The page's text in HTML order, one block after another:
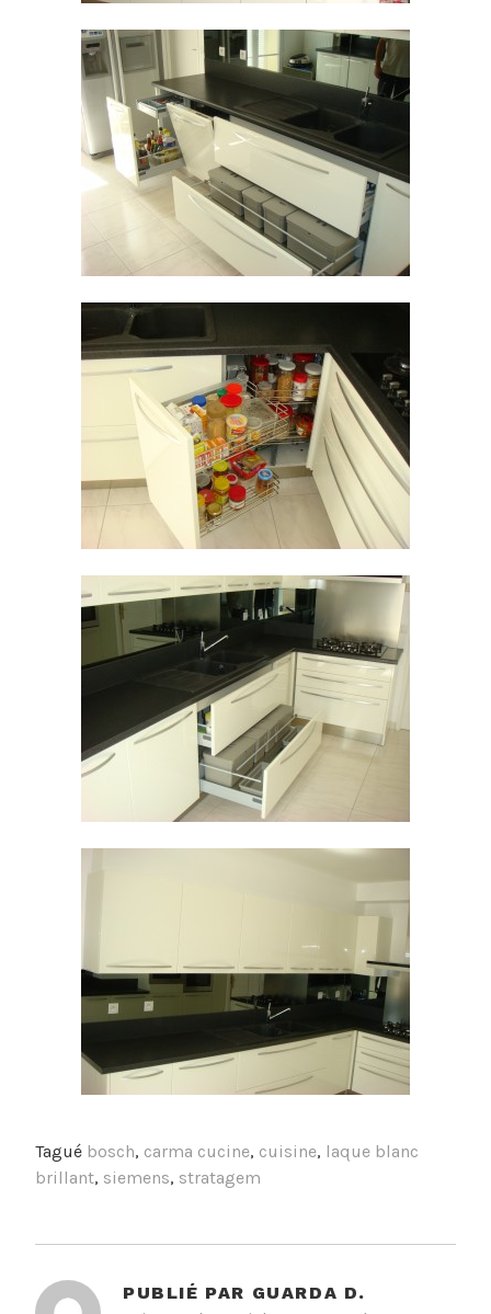
Tagué bosch, carma cucine, cuisine, laque blanc
brillant, siemens, stratagem
PUBLIÉ PAR GUARDA D.